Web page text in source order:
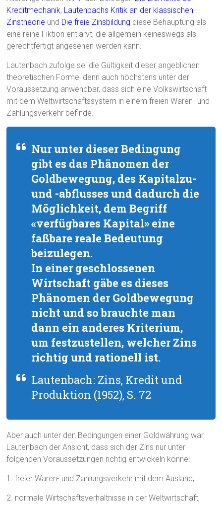
Kreditmechanik, Lautenbachs Kritik an der klassischen
Zinstheorie und Die freie Zinsbildung diese Behauptung als
eine reine Fiktion entlarvt, die allgemein keineswegs als
gerechtfertigt angesehen werden kann.
Lautenbach zufolge sei die Gültigkeit dieser angeblichen
theoretischen Formel denn auch höchstens unter der
Voraussetzung anwendbar, dass sich eine Volkswirtschaft
mit dem Weltwirtschaftssystem in einem freien Waren- und
Zahlungsverkehr befinde.
Nur unter dieser Bedingung
gibt es das Phänomen der
Goldbewegung, des Kapitalzu-
und -abflusses und dadurch die
Möglichkeit, dem Begriff
«verfügbares Kapital» eine
faßbare reale Bedeutung
beizulegen.
In einer geschlossenen
Wirtschaft gäbe es dieses
Phänomen der Goldbewegung
nicht und so brauchte man
dann ein anderes Kriterium,
um festzustellen, welcher Zins
richtig und rationell ist.
Lautenbach: Zins, Kredit und
Produktion (1952), S. 72
Aber auch unter den Bedingungen einer Goldwährung war
Lautenbach der Ansicht, dass sich der Zins nur unter
folgenden Voraussetzungen richtig entwickeln könne:
1. freier Waren- und Zahlungsverkehr mit dem Ausland,
2. normale Wirtschaftsverhältnisse in der Weltwirtschaft,